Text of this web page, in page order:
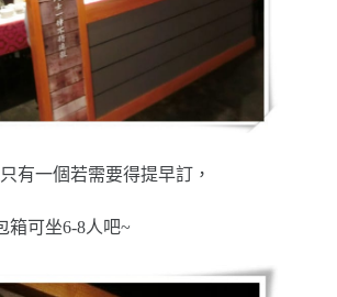
有一個若需要得提早訂，
箱可坐6-8人吧~